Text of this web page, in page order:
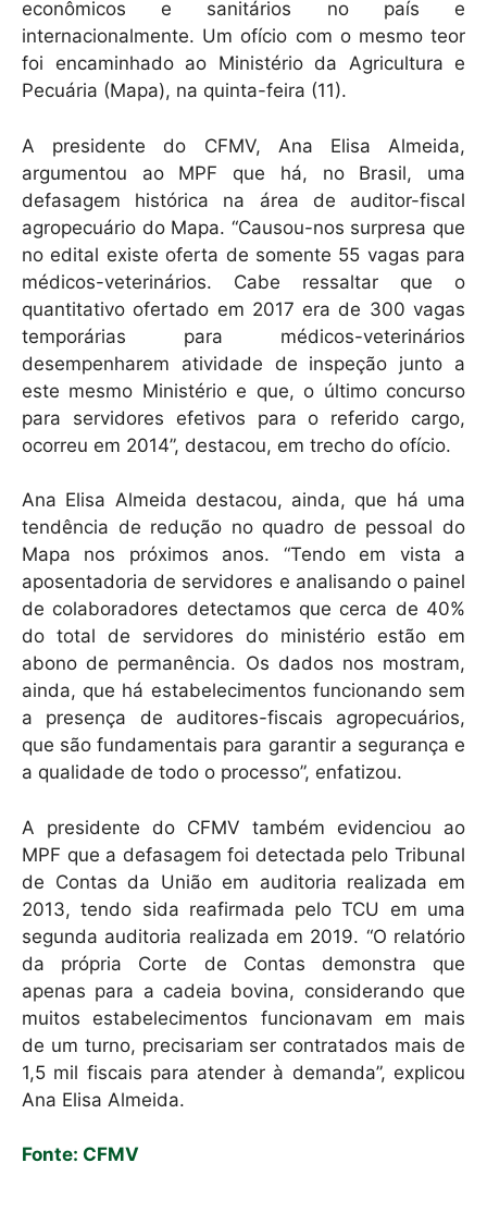
econômicos e sanitários no país e
internacionalmente. Um ofício com o mesmo teor
foi encaminhado ao Ministério da Agricultura e
Pecuária (Mapa), na quinta-feira (11).
A presidente do CFMV, Ana Elisa Almeida,
argumentou ao MPF que há, no Brasil, uma
defasagem histórica na área de auditor-fiscal
agropecuário do Mapa. “Causou-nos surpresa que
no edital existe oferta de somente 55 vagas para
médicos-veterinários. Cabe ressaltar que o
quantitativo ofertado em 2017 era de 300 vagas
temporárias para médicos-veterinários
desempenharem atividade de inspeção junto a
este mesmo Ministério e que, o último concurso
para servidores efetivos para o referido cargo,
ocorreu em 2014”, destacou, em trecho do ofício.
Ana Elisa Almeida destacou, ainda, que há uma
tendência de redução no quadro de pessoal do
Mapa nos próximos anos. “Tendo em vista a
aposentadoria de servidores e analisando o painel
de colaboradores detectamos que cerca de 40%
do total de servidores do ministério estão em
abono de permanência. Os dados nos mostram,
ainda, que há estabelecimentos funcionando sem
a presença de auditores-fiscais agropecuários,
que são fundamentais para garantir a segurança e
a qualidade de todo o processo”, enfatizou.
A presidente do CFMV também evidenciou ao
MPF que a defasagem foi detectada pelo Tribunal
de Contas da União em auditoria realizada em
2013, tendo sida reafirmada pelo TCU em uma
segunda auditoria realizada em 2019. “O relatório
da própria Corte de Contas demonstra que
apenas para a cadeia bovina, considerando que
muitos estabelecimentos funcionavam em mais
de um turno, precisariam ser contratados mais de
1,5 mil fiscais para atender à demanda”, explicou
Ana Elisa Almeida.
Fonte: CFMV